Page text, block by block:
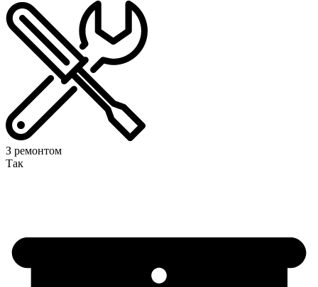
З ремонтом
Так